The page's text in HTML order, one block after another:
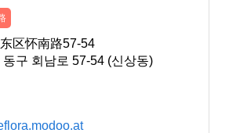
区怀南路57-54
구 회남로 57-54 (신상동)